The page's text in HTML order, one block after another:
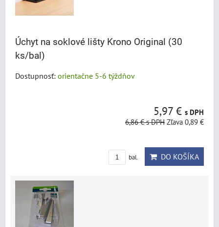
Úchyt na soklové lišty Krono Original (30
ks/bal)
Dostupnosť: orientačne 5-6 týždňov
5,97 € s DPH
6,86 €s DPH Zľava 0,89 €
bal. DO KOŠÍKA